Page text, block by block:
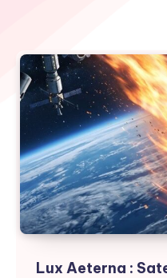
Lux Aeterna :